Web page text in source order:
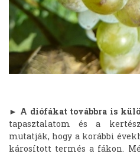
► A diófákat továbbra is
tapasztalatom és a
mutatják, hogy a korábbi
károsított termés a fákon.